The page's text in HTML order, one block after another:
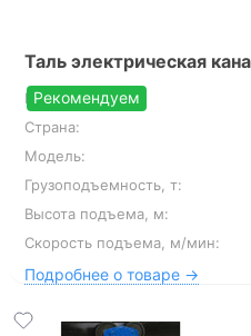
Таль электрическая
Производитель:
Страна:
Модель:
Грузоподъемность, т:
Высота подъема, м:
Скорость подъема, м/мин:
Подробнее о товаре →
Рекомендуем